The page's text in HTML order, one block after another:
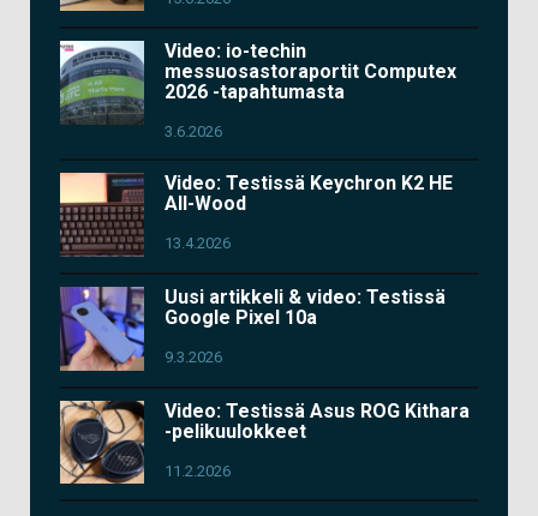
Video: io-techin
messuosastoraportit Computex
2026 -tapahtumasta
3.6.2026
Video: Testissä Keychron K2 HE
All-Wood
13.4.2026
Uusi artikkeli & video: Testissä
Google Pixel 10a
9.3.2026
Video: Testissä Asus ROG Kithara
-pelikuulokkeet
11.2.2026